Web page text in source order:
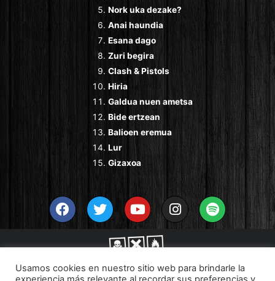
Nork uka dezake?
Anai haundia
Esana dago
Zuri begira
Clash & Pistols
Hiria
Galdua nuen ametsa
Bide ertzean
Balioen eremua
Lur
Gizaxoa
Usamos cookies en nuestro sitio web para brindarle la